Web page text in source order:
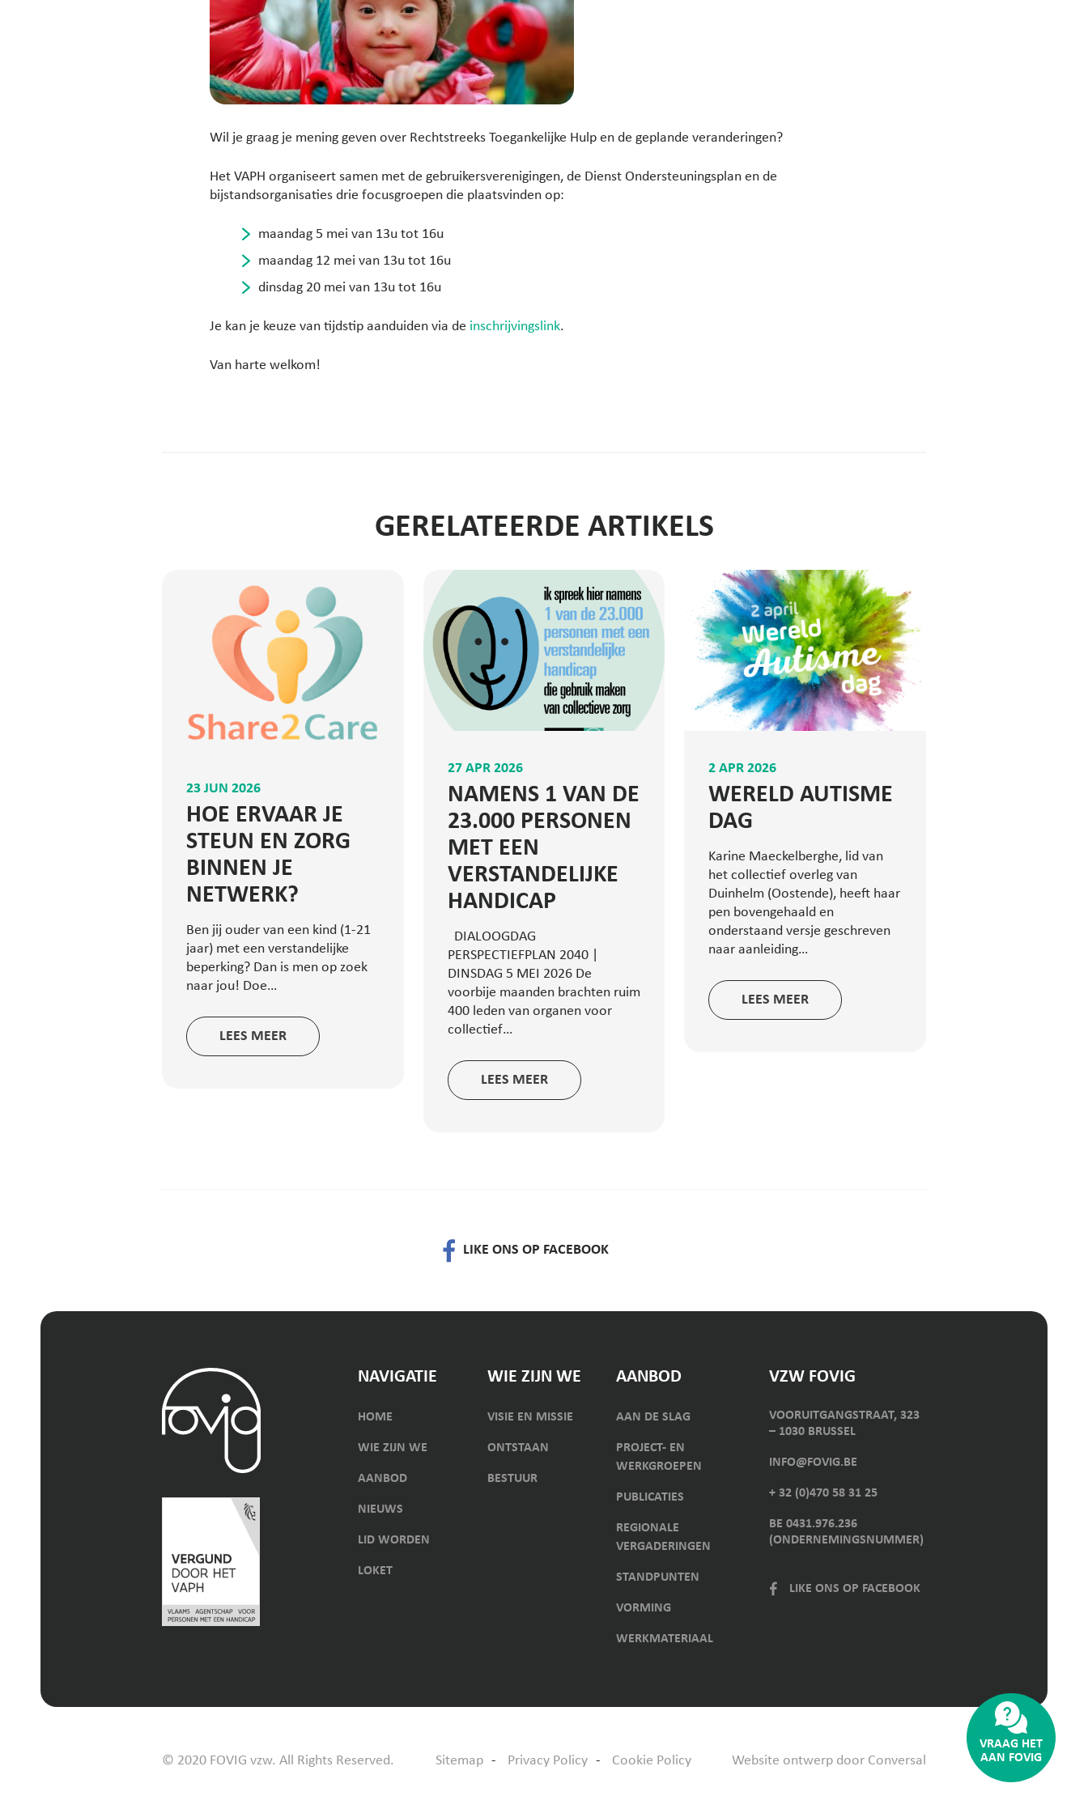
Wil je graag je mening geven over Rechtstreeks Toegankelijke Hulp en de geplande veranderingen?
Het VAPH organiseert samen met de gebruikersverenigingen, de Dienst Ondersteuningsplan en de
bijstandsorganisaties drie focusgroepen die plaatsvinden op:
maandag 5 mei van 13u tot 16u
maandag 12 mei van 13u tot 16u
dinsdag 20 mei van 13u tot 16u
Je kan je keuze van tijdstip aanduiden via de inschrijvingslink.
Van harte welkom!
GERELATEERDE ARTIKELS
23 JUN 2026
HOE ERVAAR JE
STEUN EN ZORG
BINNEN JE
NETWERK?
Ben jij ouder van een kind (1-21
jaar) met een verstandelijke
beperking? Dan is men op zoek
naar jou! Doe…
LEES MEER
27 APR 2026
NAMENS 1 VAN DE
23.000 PERSONEN
MET EEN
VERSTANDELIJKE
HANDICAP
DIALOOGDAG
PERSPECTIEFPLAN 2040 |
DINSDAG 5 MEI 2026 De
voorbije maanden brachten ruim
400 leden van organen voor
collectief…
LEES MEER
2 APR 2026
WERELD AUTISME
DAG
Karine Maeckelberghe, lid van
het collectief overleg van
Duinhelm (Oostende), heeft haar
pen bovengehaald en
onderstaand versje geschreven
naar aanleiding…
LEES MEER
LIKE ONS OP FACEBOOK
NAVIGATIE
HOME
WIE ZIJN WE
AANBOD
NIEUWS
LID WORDEN
LOKET
WIE ZIJN WE
VISIE EN MISSIE
ONTSTAAN
BESTUUR
AANBOD
AAN DE SLAG
PROJECT- EN
WERKGROEPEN
PUBLICATIES
REGIONALE
VERGADERINGEN
STANDPUNTEN
VORMING
WERKMATERIAAL
VZW FOVIG
VOORUITGANGSTRAAT, 323
– 1030 BRUSSEL
INFO@FOVIG.BE
+ 32 (0)470 58 31 25
BE 0431.976.236
(ONDERNEMINGSNUMMER)
LIKE ONS OP FACEBOOK
© 2020 FOVIG vzw. All Rights Reserved. Sitemap Privacy Policy Cookie Policy Website ontwerp door Conversal
VRAAG HET
AAN FOVIG